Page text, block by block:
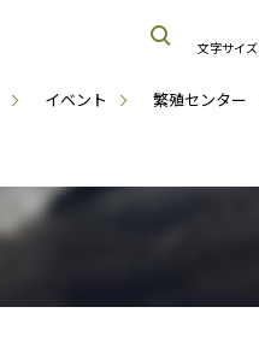
イベント 繁殖センター
文字サイズ